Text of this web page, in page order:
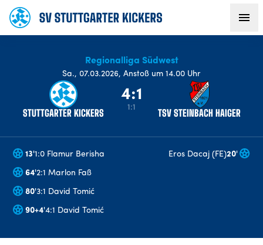
AKTUELLES
VEREIN
FANS
NACHWUCHS
Regionalliga Südwest
Sa., 07.03.2026, Anstoß um 14.00 Uhr
STUTTGARTER KICKERS
4:1
1:1 TSV STEINBACH HAIGER
13'1:0 Flamur Berisha
64'2:1 Marlon Faß
80'3:1 David Tomić
90+4'4:1 David Tomić
Eros Dacaj (FE)20'